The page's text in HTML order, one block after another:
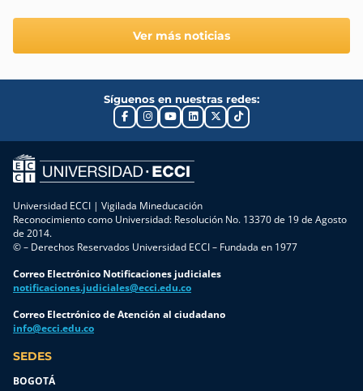
Ver más noticias
Síguenos en nuestras redes:
Universidad ECCI | Vigilada Mineducación
Reconocimiento como Universidad: Resolución No. 13370 de 19 de Agosto
de 2014.
© – Derechos Reservados Universidad ECCI – Fundada en 1977
Correo Electrónico Notificaciones judiciales
notificaciones.judiciales@ecci.edu.co
Correo Electrónico de Atención al ciudadano
info@ecci.edu.co
SEDES
BOGOTÁ